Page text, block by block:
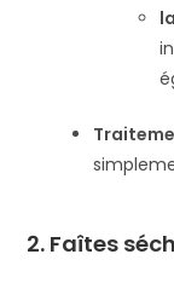
2. Faîtes